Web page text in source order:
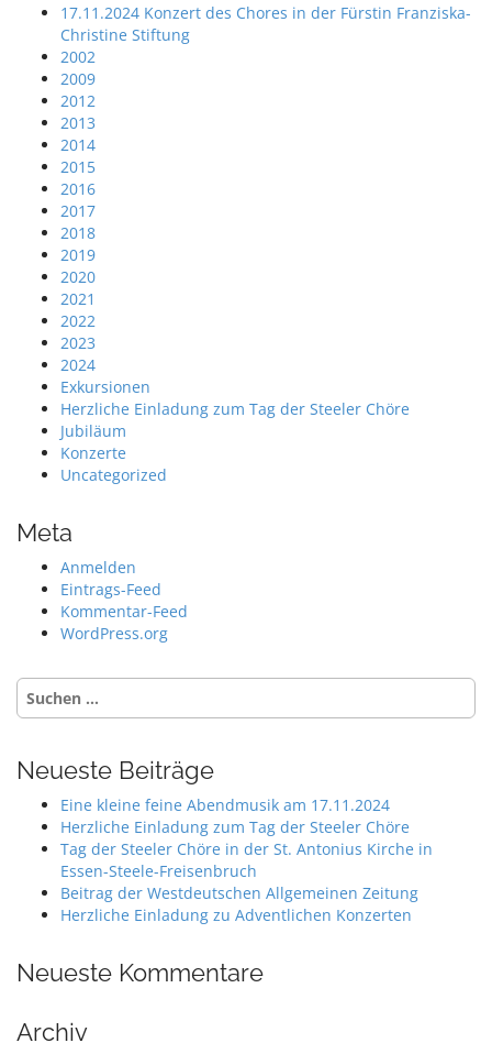
17.11.2024 Konzert des Chores in der Fürstin Franziska-
Christine Stiftung
2002
2009
2012
2013
2014
2015
2016
2017
2018
2019
2020
2021
2022
2023
2024
Exkursionen
Herzliche Einladung zum Tag der Steeler Chöre
Jubiläum
Konzerte
Uncategorized
Meta
Anmelden
Eintrags-Feed
Kommentar-Feed
WordPress.org
Suche
nach:
Neueste Beiträge
Eine kleine feine Abendmusik am 17.11.2024
Herzliche Einladung zum Tag der Steeler Chöre
Tag der Steeler Chöre in der St. Antonius Kirche in
Essen-Steele-Freisenbruch
Beitrag der Westdeutschen Allgemeinen Zeitung
Herzliche Einladung zu Adventlichen Konzerten
Neueste Kommentare
Archiv